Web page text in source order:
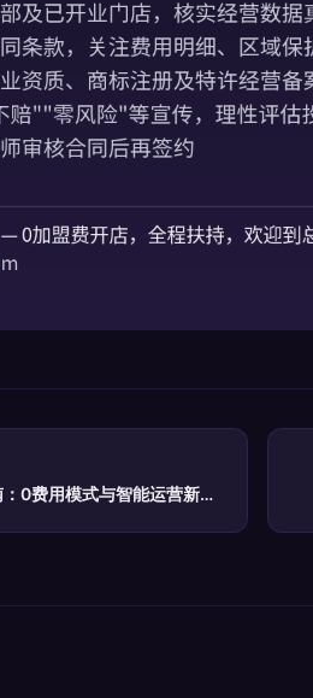
0费用模式与智能运营新趋